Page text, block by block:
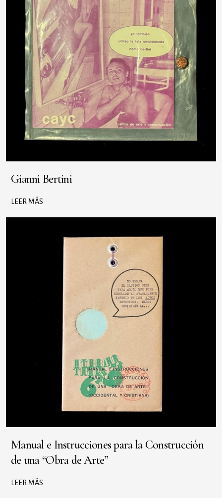
Gianni Bertini
LEER MÁS
Manual e Instrucciones para la Construcción
de una “Obra de Arte”
LEER MÁS